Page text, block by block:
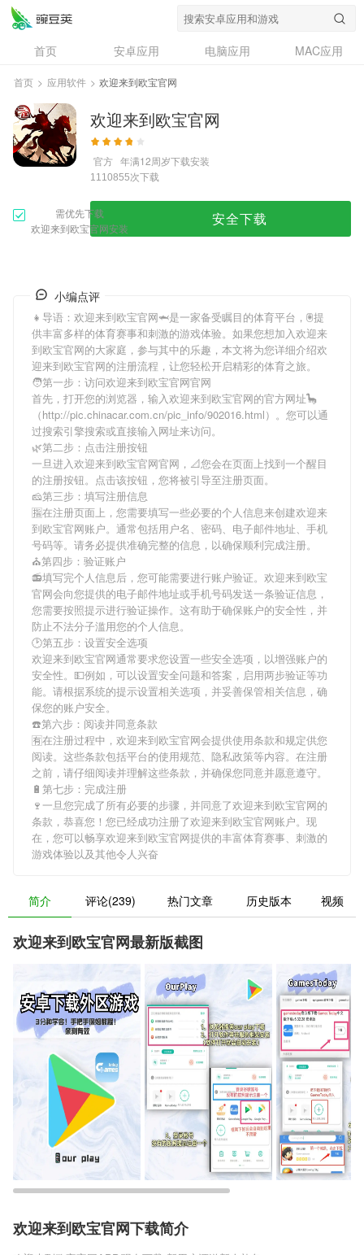
首页 安卓应用 电脑应用
MAC应用
资讯
专题
问答
首页 > 应用软件 > 欢迎来到欧宝官网
欢迎来到欧宝官网
官方 年满12周岁下载安装
1110855次下载
需优先下载
欢迎来到欧宝官网安装
安全下载
小编点评
👧导语： 欢迎来到欧宝官网🦈是一家备受瞩目的体育平台，🖲提
供丰富多样的体育赛事和刺激的游戏体验。如果您想加入欢迎来
到欧宝官网的大家庭，参与其中的乐趣，本文将为您详细介绍欢
迎来到欧宝官网的注册流程，让您轻松开启精彩的体育之旅。
🧑第一步：访问欢迎来到欧宝官网官网
首先，打开您的浏览器，输入欢迎来到欧宝官网的官方网址🦕
（http://pic.chinacar.com.cn/pic_info/902016.html）。您可以通
过搜索引擎搜索或直接输入网址来访问。
🌿第二步：点击注册按钮
一旦进入欢迎来到欧宝官网官网，📐您会在页面上找到一个醒目
的注册按钮。点击该按钮，您将被引导至注册页面。
🧀第三步：填写注册信息
🈯在注册页面上，您需要填写一些必要的个人信息来创建欢迎来
到欧宝官网账户。通常包括用户名、密码、电子邮件地址、手机
号码等。请务必提供准确完整的信息，以确保顺利完成注册。
⛪️第四步：验证账户
📻填写完个人信息后，您可能需要进行账户验证。 欢迎来到欧宝
官网会向您提供的电子邮件地址或手机号码发送一条验证信息，
您需要按照提示进行验证操作。这有助于确保账户的安全性，并
防止不法分子滥用您的个人信息。
🕑第五步：设置安全选项
欢迎来到欧宝官网通常要求您设置一些安全选项，以增强账户的
安全性。💵例如，可以设置安全问题和答案，启用两步验证等功
能。请根据系统的提示设置相关选项，并妥善保管相关信息，确
保您的账户安全。
☎️第六步：阅读并同意条款
🈶在注册过程中， 欢迎来到欧宝官网会提供使用条款和规定供您
阅读。这些条款包括平台的使用规范、隐私政策等内容。在注册
之前，请仔细阅读并理解这些条款，并确保您同意并愿意遵守。
🔋第七步：完成注册
🍷一旦您完成了所有必要的步骤，并同意了欢迎来到欧宝官网的
条款，恭喜您！您已经成功注册了欢迎来到欧宝官网账户。现
在，您可以畅享欢迎来到欧宝官网提供的丰富体育赛事、刺激的
游戏体验以及其他令人兴奋
简介 评论(239) 热门文章 历史版本 视频
欢迎来到欧宝官网最新版截图
欢迎来到欧宝官网下载简介